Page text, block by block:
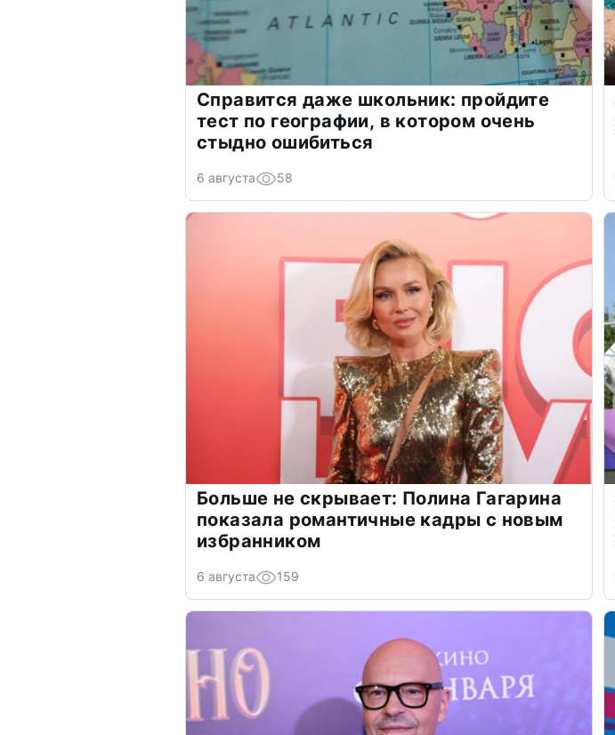
Справится даже школьник: пройдите
тест по географии, в котором очень
стыдно ошибиться
6 августа 58
Больше не скрывает: Полина Гагарина
показала романтичные кадры с новым
избранником
6 августа 159